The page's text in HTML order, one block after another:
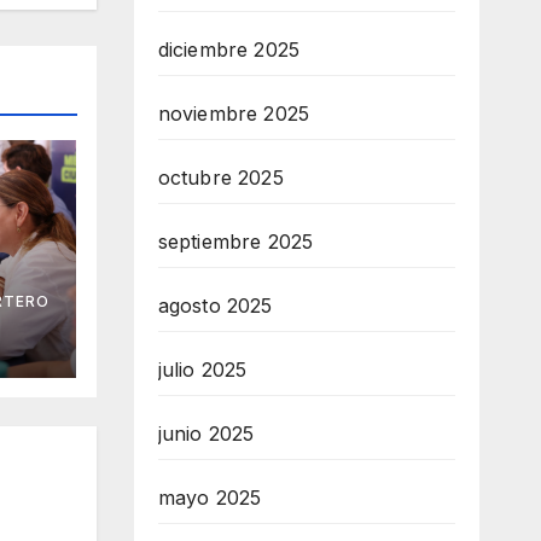
diciembre 2025
noviembre 2025
octubre 2025
septiembre 2025
agosto 2025
julio 2025
junio 2025
mayo 2025